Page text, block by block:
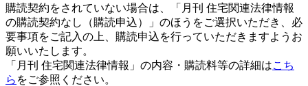
購読契約をされていない場合は、「月刊 住宅関連法律情報
の購読契約なし（購読申込）」のほうをご選択いただき、必
要事項をご記入の上、購読申込を行っていただきますようお
願いいたします。
「月刊 住宅関連法律情報」の内容・購読料等の詳細はこち
ら をご参照ください。